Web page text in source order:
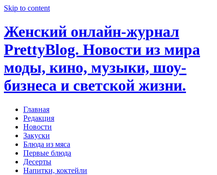
Skip to content
Женский онлайн-журнал
PrettyBlog. Новости из мира
моды, кино, музыки, шоу-
бизнеса и светской жизни.
Главная
Редакция
Новости
Закуски
Блюда из мяса
Первые блюда
Десерты
Напитки, коктейли